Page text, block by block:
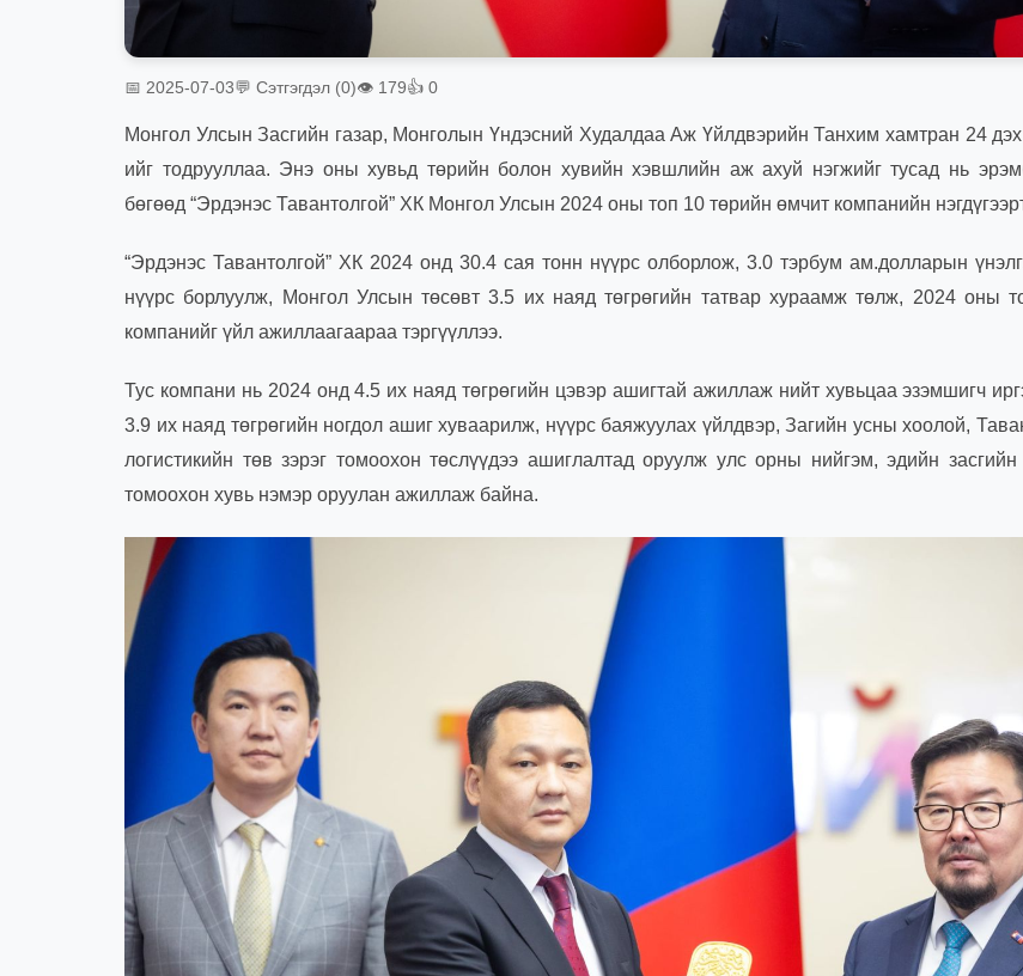
📅 2025-07-03💬 Сэтгэгдэл (0)👁 179👍 0
Монгол Улсын Засгийн газар, Монголын Үндэсний Худалдаа Аж Үйлдвэрийн Танхим хамтран 24
ийг тодрууллаа. Энэ оны хувьд төрийн болон хувийн хэвшлийн аж ахуй нэгжийг тусад нь
бөгөөд “Эрдэнэс Тавантолгой” ХК Монгол Улсын 2024 оны топ 10 төрийн өмчит компанийн нэгдүгээрт
“Эрдэнэс Тавантолгой” ХК 2024 онд 30.4 сая тонн нүүрс олборлож, 3.0 тэрбум ам.долларын
нүүрс борлуулж, Монгол Улсын төсөвт 3.5 их наяд төгрөгийн татвар хураамж төлж, 2024 оны
компанийг үйл ажиллаагаараа тэргүүллээ.
Тус компани нь 2024 онд 4.5 их наяд төгрөгийн цэвэр ашигтай ажиллаж нийт хувьцаа эзэмшигч
3.9 их наяд төгрөгийн ногдол ашиг хуваарилж, нүүрс баяжуулах үйлдвэр, Загийн усны хоолой,
логистикийн төв зэрэг томоохон төслүүдээ ашиглалтад оруулж улс орны нийгэм, эдийн засгийн
томоохон хувь нэмэр оруулан ажиллаж байна.